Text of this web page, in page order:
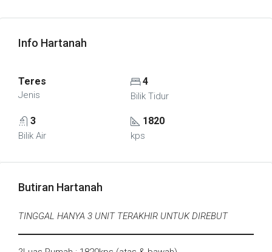
Info Hartanah
Teres
Jenis
4
Bilik Tidur
3
Bilik Air
1820
kps
Butiran Hartanah
TINGGAL HANYA 3 UNIT TERAKHIR UNTUK DIREBUT